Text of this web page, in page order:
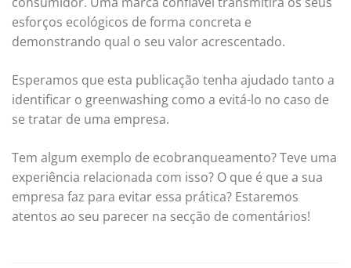
esforços ecológicos de forma concreta e
demonstrando qual o seu valor acrescentado.
Esperamos que esta publicação tenha ajudado tanto a
identificar o greenwashing como a evitá-lo no caso de
se tratar de uma empresa.
Tem algum exemplo de ecobranqueamento? Teve uma
experiência relacionada com isso? O que é que a sua
empresa faz para evitar essa prática? Estaremos
atentos ao seu parecer na secção de comentários!